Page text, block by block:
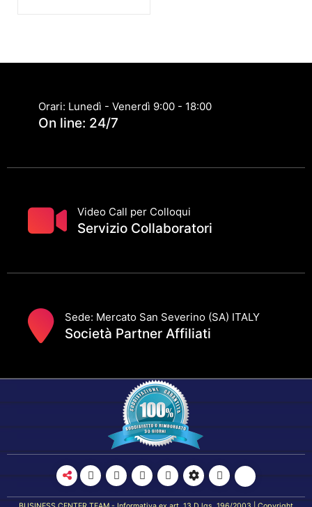
Orari: Lunedì - Venerdì 9:00 - 18:00
On line: 24/7
Video Call per Colloqui
Servizio Collaboratori
Sede: Mercato San Severino (SA) ITALY
Società Partner Affiliati